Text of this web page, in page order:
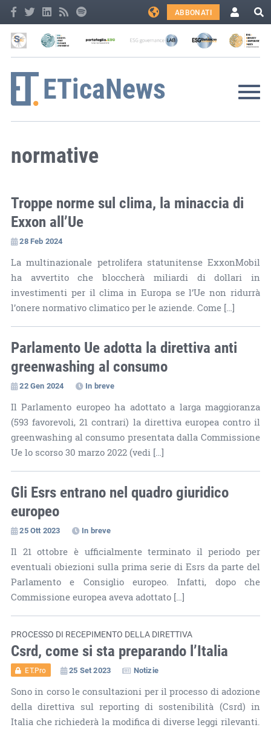
ABBONATI
normative
Troppe norme sul clima, la minaccia di
Exxon all’Ue
28 Feb 2024
La multinazionale petrolifera statunitense ExxonMobil
ha avvertito che bloccherà miliardi di dollari in
investimenti per il clima in Europa se l’Ue non ridurrà
l’onere normativo climatico per le aziende. Come […]
Parlamento Ue adotta la direttiva anti
greenwashing al consumo
22 Gen 2024 In breve
Il Parlamento europeo ha adottato a larga maggioranza
(593 favorevoli, 21 contrari) la direttiva europea contro il
greenwashing al consumo presentata dalla Commissione
Ue lo scorso 30 marzo 2022 (vedi […]
Gli Esrs entrano nel quadro giuridico
europeo
25 Ott 2023 In breve
Il 21 ottobre è ufficialmente terminato il periodo per
eventuali obiezioni sulla prima serie di Esrs da parte del
Parlamento e Consiglio europeo. Infatti, dopo che
Commissione europea aveva adottato […]
PROCESSO DI RECEPIMENTO DELLA DIRETTIVA
Csrd, come si sta preparando l’Italia
ET.Pro 25 Set 2023 Notizie
Sono in corso le consultazioni per il processo di adozione
della direttiva sul reporting di sostenibilità (Csrd) in
Italia che richiederà la modifica di diverse leggi rilevanti.